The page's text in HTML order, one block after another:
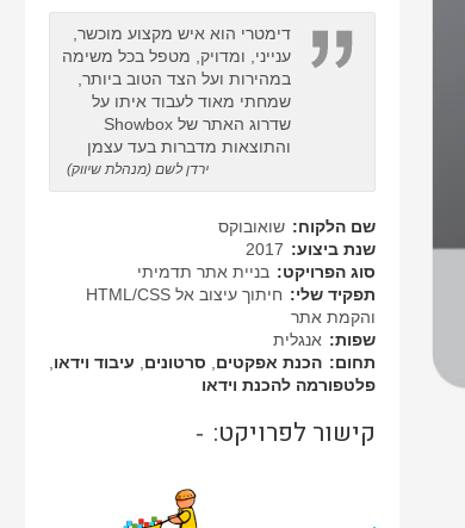
דימטרי הוא איש מקצוע מוכשר,
ענייני, ומדויק, מטפל בכל משימה
במהירות ועל הצד הטוב ביותר,
שמחתי מאוד לעבוד איתו על
שדרוג האתר של Showbox
והתוצאות מדברות בעד עצמן
ירדן לשם (מנהלת שיווק)
שם הלקוח: שואובוקס
שנת ביצוע:
סוג הפרויקט: בניית אתר תדמיתי
תפקיד שלי:
חיתוך עיצוב אל HTML/CSS
והקמת אתר
שפות: אנגלית
תחום: הכנת אפקטים סרטונים עיבוד וידאו
פלטפורמה להכנת וידאו
קישור לפרויקט: -